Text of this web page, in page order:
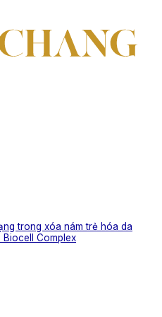
trong xóa nám trẻ hóa da
Biocell Complex